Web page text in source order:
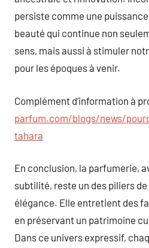
persiste comme une
beauté qui continue non
sens, mais aussi à stimuler
pour les époques à venir.
Complément d’information à
parfum.com/blogs/news/
tahara
En conclusion, la parfumerie,
subtilité, reste un des piliers de
élégance. Elle entretient des
en préservant un patrimoine
Dans ce univers expressif,